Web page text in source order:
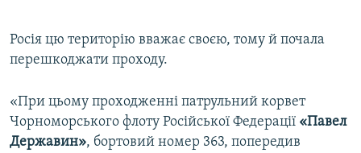
Росія цю територію вважає своєю, тому й почала
перешкоджати проходу.
«При цьому проходженні патрульний корвет
Чорноморського флоту Російської Федерації «Павел
Державин», бортовий номер 363, попередив